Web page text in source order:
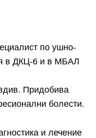
по ушно-
в ДКЦ-6 и в МБАЛ
Придобива
болести.
и лечение